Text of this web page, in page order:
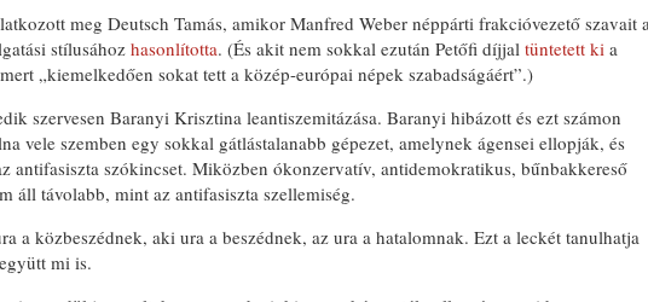
meg Deutsch Tamás, amikor Manfred Weber néppárti frakcióvezető szavait
stílusához hasonlította. (És akit nem sokkal ezután Petőfi díjjal tüntetett ki a
„kiemelkedően sokat tett a közép-európai népek szabadságáért”.)
szervesen Baranyi Krisztina leantiszemitázása. Baranyi hibázott és ezt számon
vele szemben egy sokkal gátlástalanabb gépezet, amelynek ágensei ellopják, és
antifasiszta szókincset. Miközben ókonzervatív, antidemokratikus, bűnbakkereső
áll távolabb, mint az antifasiszta szellemiség.
a közbeszédnek, aki ura a beszédnek, az ura a hatalomnak. Ezt a leckét tanulhatja
mi is.